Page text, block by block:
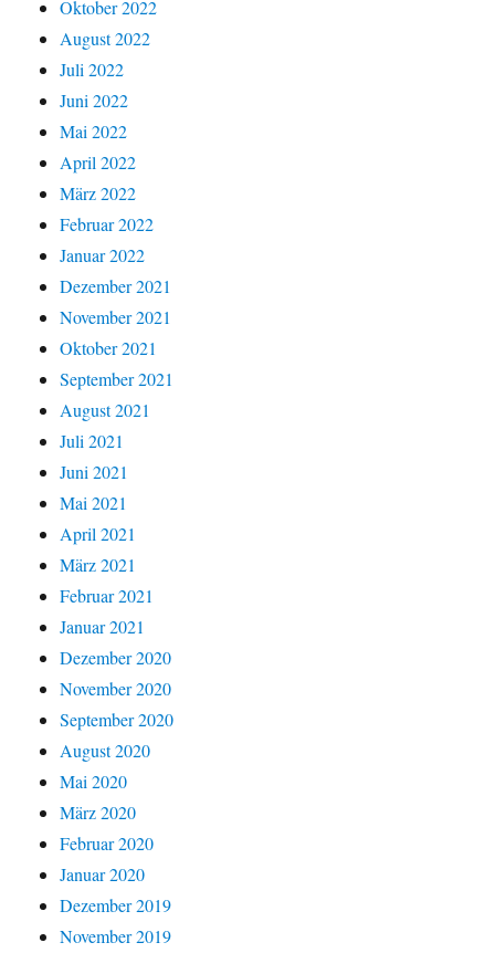
Oktober 2022
August 2022
Juli 2022
Juni 2022
Mai 2022
April 2022
März 2022
Februar 2022
Januar 2022
Dezember 2021
November 2021
Oktober 2021
September 2021
August 2021
Juli 2021
Juni 2021
Mai 2021
April 2021
März 2021
Februar 2021
Januar 2021
Dezember 2020
November 2020
September 2020
August 2020
Mai 2020
März 2020
Februar 2020
Januar 2020
Dezember 2019
November 2019